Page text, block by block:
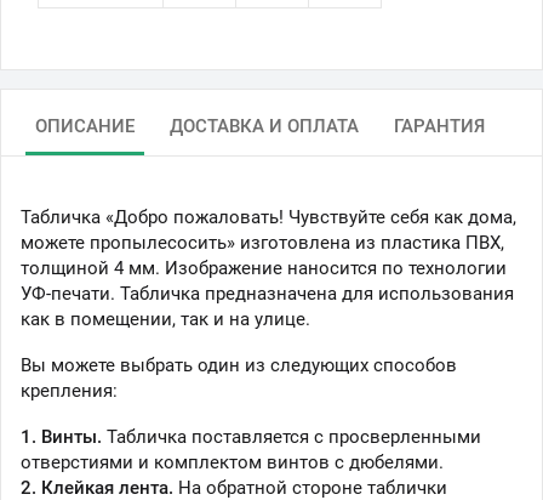
ОПИСАНИЕ ДОСТАВКА И ОПЛАТА ГАРАНТИЯ
Табличка «Добро пожаловать! Чувствуйте себя как дома,
можете пропылесосить» изготовлена из пластика ПВХ,
толщиной 4 мм. Изображение наносится по технологии
УФ-печати. Табличка предназначена для использования
как в помещении, так и на улице.
Вы можете выбрать один из следующих способов
крепления:
1. Винты. Табличка поставляется с просверленными
отверстиями и комплектом винтов с дюбелями.
2. Клейкая лента. На обратной стороне таблички